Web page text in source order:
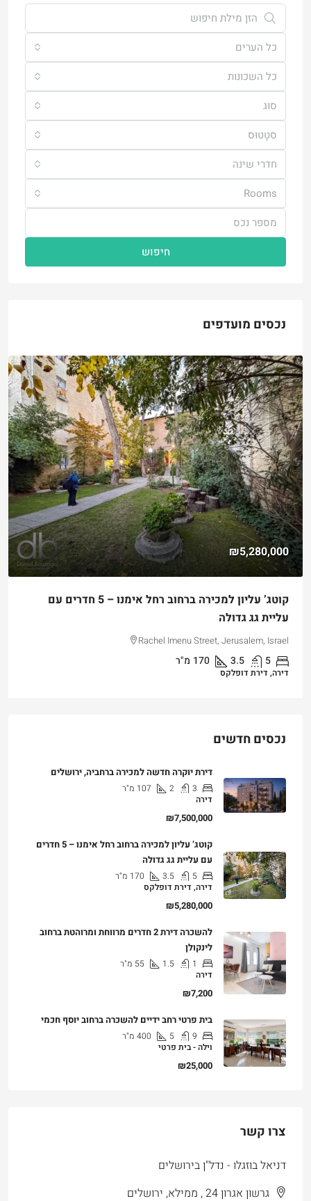
כל הערים
כל השכונות
סוּג
סטָטוּס
חדרי שינה
Rooms
חיפוש
נכסים מועדפים
₪4,750,000
למכירה דירת גן שקטה ונגישה במלואה בקטמון הישנה
Hizkiyahu HaMelech Street, Jerusalem, Israel
3
3
101מ"ר
דירה, דירת גן
3
2
107 מ"ר
דירה
₪7,500,000
עם עליית גג גדולה
5
3.5
170
דירה, דירת דופלקס
₪5,280,000
לינקולן
1
דירה
₪7,200
בית פרטי רחב ידיים להשכרה ברחוב יוסף חכמי
9
5
400 מ"ר
וילה - בית פרטי
₪25,000
גרשון אגרון 24 , ממילא, ירושלים
danielbouzaglo.jlm.realestate@gmail.com